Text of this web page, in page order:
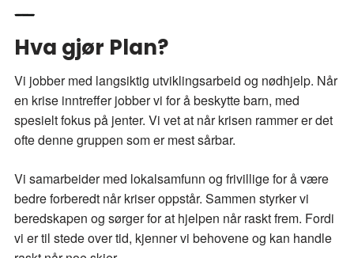
Hva gjør Plan?
Vi jobber med langsiktig utviklingsarbeid og nødhjelp. Når
en krise inntreffer jobber vi for å beskytte barn, med
spesielt fokus på jenter. Vi vet at når krisen rammer er det
ofte denne gruppen som er mest sårbar.
Vi samarbeider med lokalsamfunn og frivillige for å være
bedre forberedt når kriser oppstår. Sammen styrker vi
beredskapen og sørger for at hjelpen når raskt frem. Fordi
vi er til stede over tid, kjenner vi behovene og kan handle